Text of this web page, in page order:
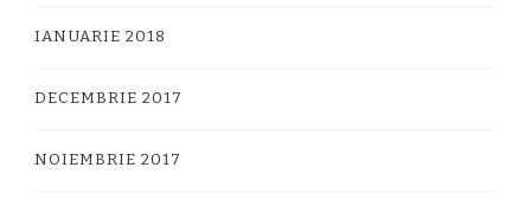
IANUARIE 2018
DECEMBRIE 2017
NOIEMBRIE 2017